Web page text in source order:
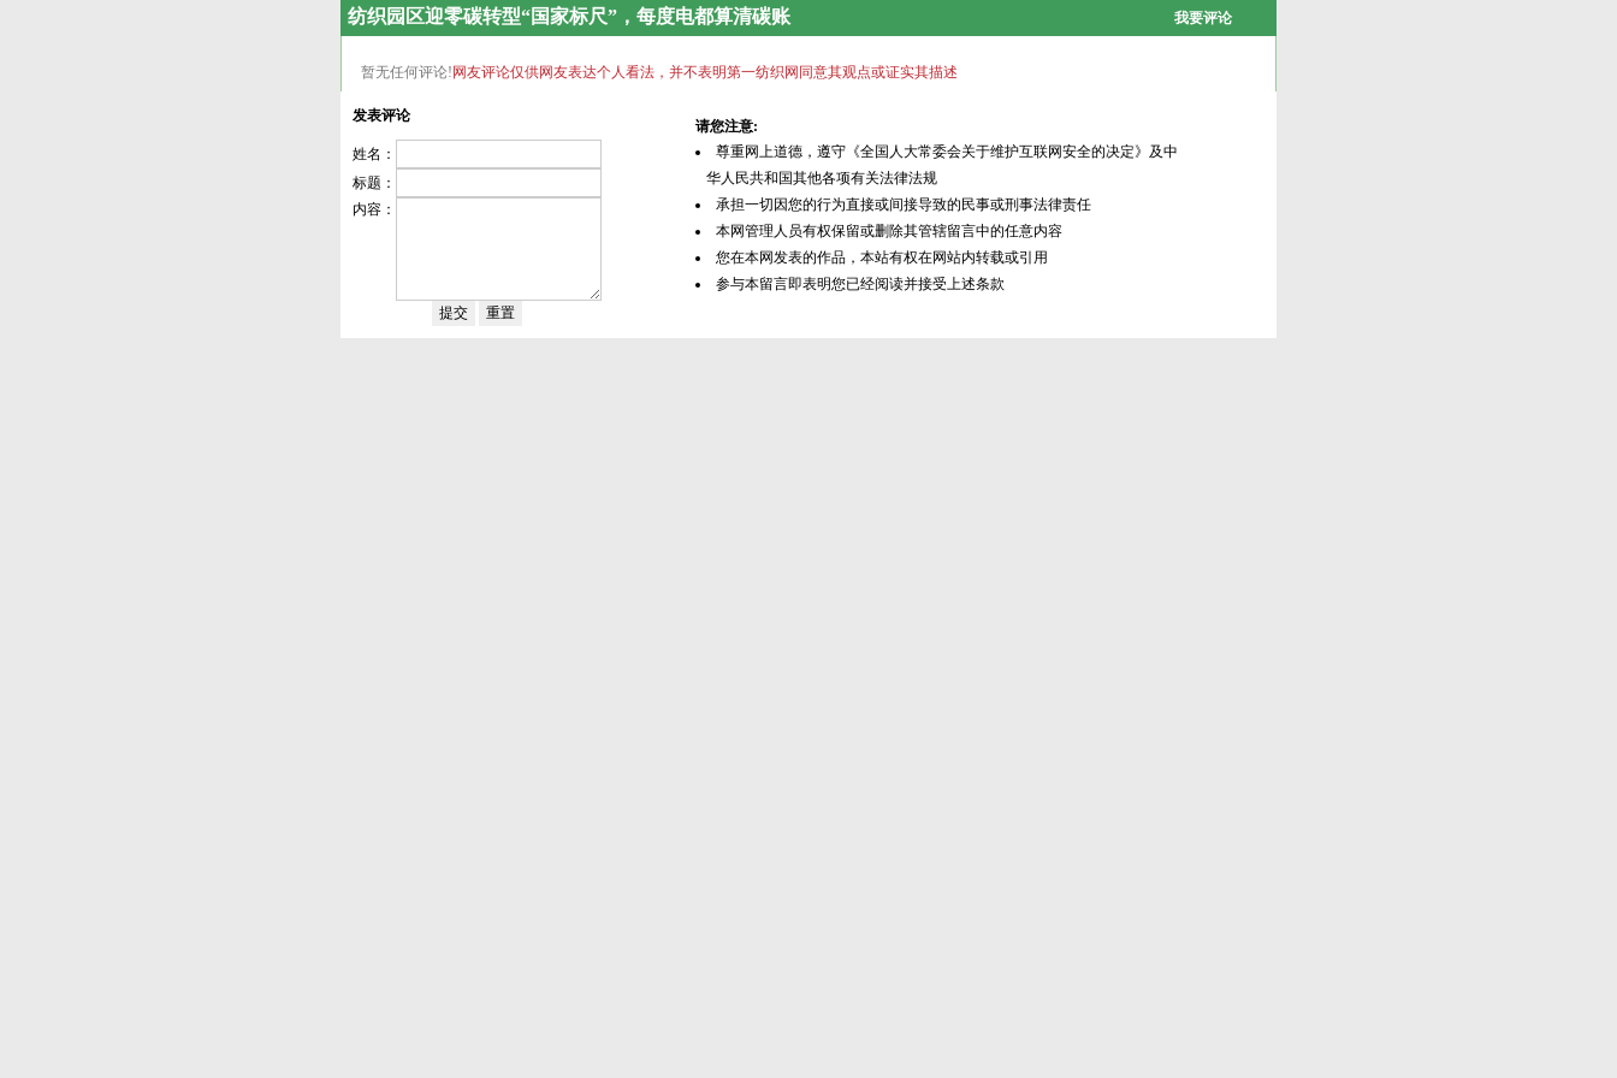
纺织园区迎零碳转型“国家标尺”，每度电都算清碳账 我要评论
暂无任何评论! 网友评论仅供网友表达个人看法，并不表明第一纺织网同意其观点或证实其描述
发表评论
姓名：
标题：
内容：
请您注意:
尊重网上道德，遵守《全国人大常委会关于维护互联网安全的决定》及中
华人民共和国其他各项有关法律法规
承担一切因您的行为直接或间接导致的民事或刑事法律责任
本网管理人员有权保留或删除其管辖留言中的任意内容
您在本网发表的作品，本站有权在网站内转载或引用
参与本留言即表明您已经阅读并接受上述条款